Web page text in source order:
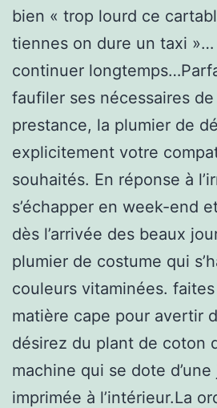
bien « trop lourd ce
tiennes on dure un taxi »…
continuer
faufiler ses nécessaires
prestance, la plumier de
explicitement votre
souhaités. En réponse à
s’échapper en week-end
dès l’arrivée des beaux
plumier de costume qui
couleurs vitaminées.
matière cape pour avertir
désirez du plant de coton
machine qui se dote
imprimée à l’intérieur.La